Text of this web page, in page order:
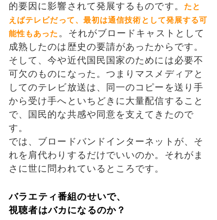
的要因に影響されて発展するものです。
たと
えばテレビだって、最初は通信技術として発展する可
能性もあった 。それがブロードキャストとして
成熟したのは歴史の要請があったからです。
そして、今や近代国民国家のためには必要不
可欠のものになった。つまりマスメディアと
してのテレビ放送は、同一のコピーを送り手
から受け手へといちどきに大量配信すること
で、国民的な共感や同意を支えてきたので
す。
では、ブロードバンドインターネットが、そ
れを肩代わりするだけでいいのか。それがま
さに世に問われているところです。
バラエティ番組のせいで、
視聴者はバカになるのか？